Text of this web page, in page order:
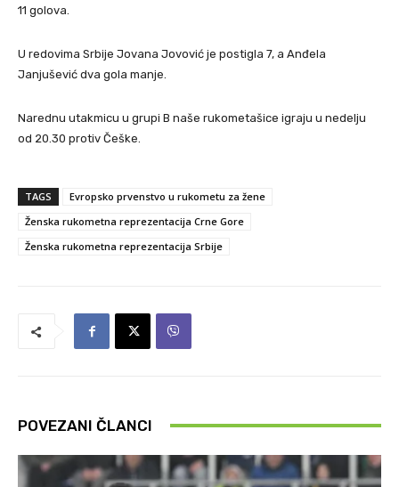
11 golova.
U redovima Srbije Jovana Jovović je postigla 7, a Anđela
Janjušević dva gola manje.
Narednu utakmicu u grupi B naše rukometašice igraju u nedelju
od 20.30 protiv Češke.
TAGS
Evropsko prvenstvo u rukometu za žene
Ženska rukometna reprezentacija Crne Gore
Ženska rukometna reprezentacija Srbije
POVEZANI ČLANCI